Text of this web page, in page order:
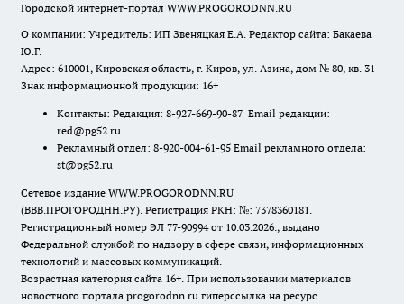
Городской интернет-портал WWW.PROGORODNN.RU
О компании: Учредитель: ИП Звеняцкая Е.А. Редактор сайта: Бакаева
Ю.Г.
Адрес: 610001, Кировская область, г. Киров, ул. Азина, дом № 80, кв. 31
Знак информационной продукции: 16+
Контакты: Редакция: 8-927-669-90-87 Email редакции:
red@pg52.ru
Рекламный отдел: 8-920-004-61-95 Email рекламного отдела:
st@pg52.ru
Сетевое издание WWW.PROGORODNN.RU
(ВВВ.ПРОГОРОДНН.РУ). Регистрация РКН: №: 7378360181.
Регистрационный номер ЭЛ 77-90994 от 10.03.2026., выдано
Федеральной службой по надзору в сфере связи, информационных
технологий и массовых коммуникаций.
Возрастная категория сайта 16+. При использовании материалов
новостного портала progorodnn.ru гиперссылка на ресурс